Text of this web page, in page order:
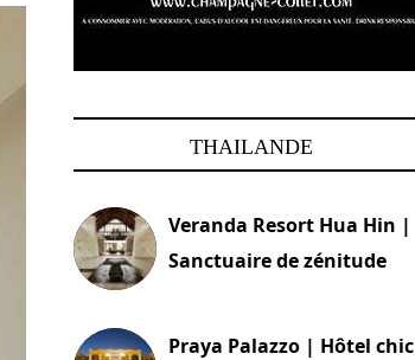
THAILANDE
Veranda Resort Hua Hin |
Sanctuaire de zénitude
Praya Palazzo | Hôtel chic